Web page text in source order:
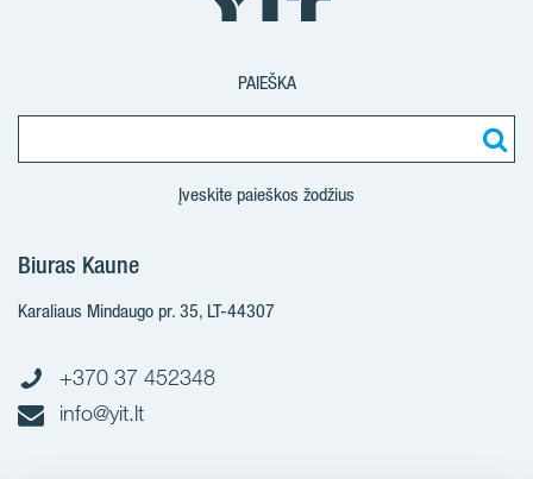
PAIEŠKA
Įveskite paieškos žodžius
Biuras Kaune
Karaliaus Mindaugo pr. 35, LT-44307
+370 37 452348
info@yit.lt